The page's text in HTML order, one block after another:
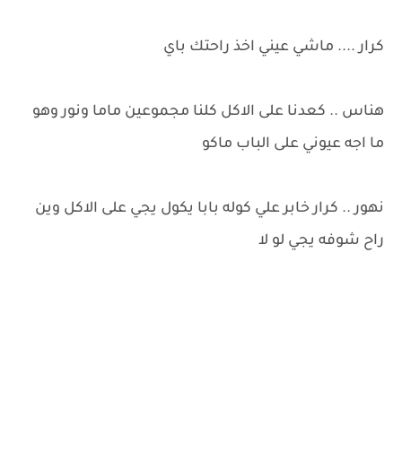
كرار .... ماشي عيني اخذ راحتك باي
هناس .. كعدنا على الاكل كلنا مجموعين ماما ونور وهو
ما اجه عيوني على الباب ماكو
نهور .. كرار خابر علي كوله بابا يكول يجي على الاكل وين
راح شوفه يجي لو لا